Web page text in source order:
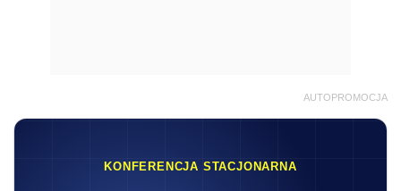
AUTOPROMOCJA
KONFERENCJA STACJONARNA